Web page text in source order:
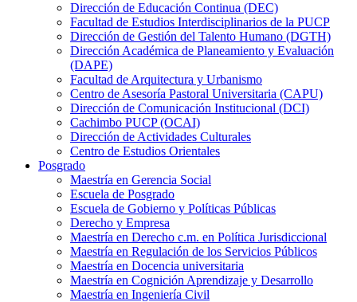
Dirección de Educación Continua (DEC)
Facultad de Estudios Interdisciplinarios de la PUCP
Dirección de Gestión del Talento Humano (DGTH)
Dirección Académica de Planeamiento y Evaluación
(DAPE)
Facultad de Arquitectura y Urbanismo
Centro de Asesoría Pastoral Universitaria (CAPU)
Dirección de Comunicación Institucional (DCI)
Cachimbo PUCP (OCAI)
Dirección de Actividades Culturales
Centro de Estudios Orientales
Posgrado
Maestría en Gerencia Social
Escuela de Posgrado
Escuela de Gobierno y Políticas Públicas
Derecho y Empresa
Maestría en Derecho c.m. en Política Jurisdiccional
Maestría en Regulación de los Servicios Públicos
Maestría en Docencia universitaria
Maestría en Cognición Aprendizaje y Desarrollo
Maestría en Ingeniería Civil